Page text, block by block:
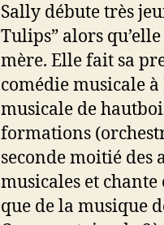
Sally débute très
Tulips” alors
mère. Elle fait sa
comédie musicale
musicale de
formations
seconde moitié des
musicales et
que de la musique